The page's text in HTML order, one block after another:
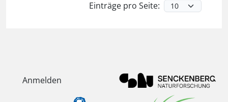
Einträge pro Seite:
Anmelden